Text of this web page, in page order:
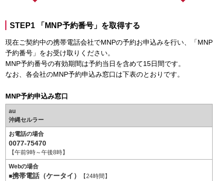
STEP1 「MNP予約番号」を取得する
現在ご契約中の携帯電話会社でMNPの予約お申込みを行い、「MNP
予約番号」をお受け取りください。
MNP予約番号の有効期間は予約当日を含めて15日間です。
なお、各会社のMNP予約申込み窓口は下表のとおりです。
MNP予約申込み窓口
au
沖縄セルラー
お電話の場合
0077-75470
【午前9時～午後8時】
Webの場合
■携帯電話（ケータイ）
【24時間】